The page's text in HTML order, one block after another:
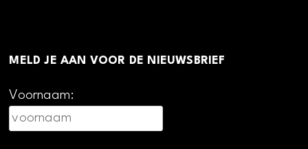
MELD JE AAN VOOR DE NIEUWSBRIEF
Voornaam: